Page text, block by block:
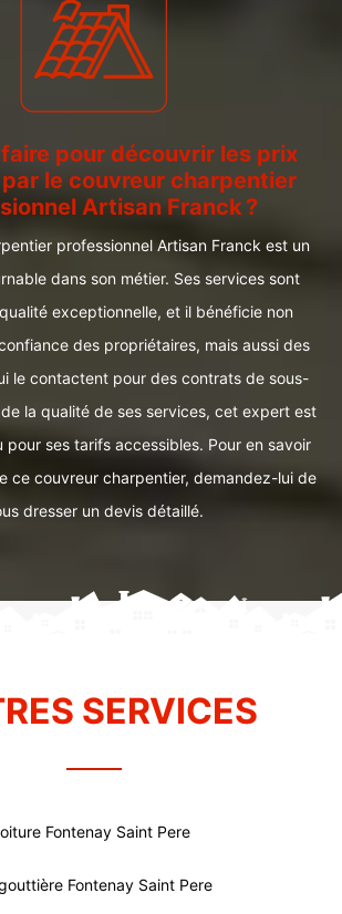
pour découvrir les prix
le couvreur charpentier
Artisan Franck ?
professionnel Artisan Franck est un
dans son métier. Ses services sont
exceptionnelle, et il bénéficie non
des propriétaires, mais aussi des
le contactent pour des contrats de sous-
la qualité de ses services, cet expert est
pour ses tarifs accessibles. Pour en savoir
ce couvreur charpentier, demandez-lui de
dresser un devis détaillé.
SERVICES
Fontenay Saint Pere
Fontenay Saint Pere